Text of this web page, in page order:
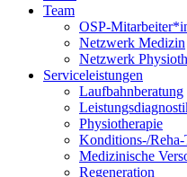
Team
OSP-
Netzwerk Medizin
Netzwerk
Serviceleistungen
Laufbahnberatung
Physiotherapie
Konditions-/
Medizinische
Regeneration